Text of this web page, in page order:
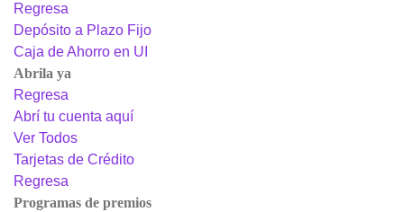
Regresa
Depósito a Plazo Fijo
Caja de Ahorro en UI
Abrila ya
Regresa
Abrí tu cuenta aquí
Ver Todos
Tarjetas de Crédito
Regresa
Programas de premios